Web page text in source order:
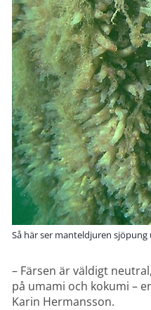
Så här ser manteldjuren
– Färsen är väldigt
på umami och kokumi –
Karin Hermansson.